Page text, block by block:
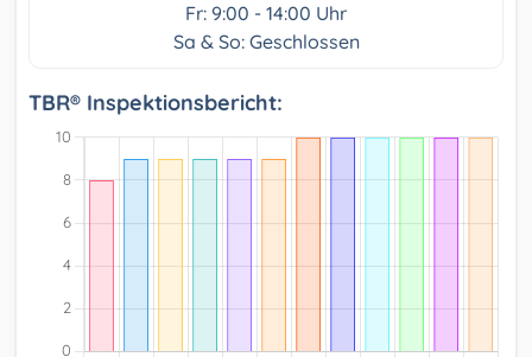
Fr: 9:00 - 14:00 Uhr
Sa & So: Geschlossen
TBR® Inspektionsbericht: